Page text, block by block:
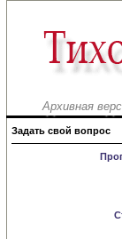
Архивная
Задать свой вопрос